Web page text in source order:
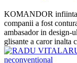
KOMANDOR
companii a fost
ambasador in design-
glisante a caror inalta